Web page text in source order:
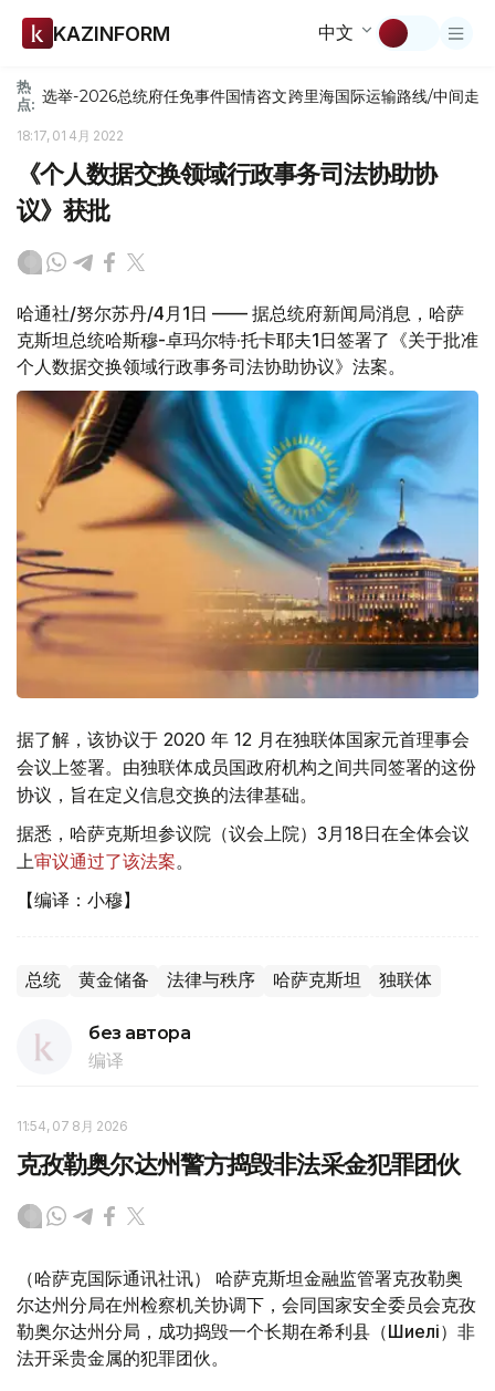
KAZINFORM 中文
热
点: 选举-2026总统府任免事件国情咨文跨里海国际运输路线/中间走廊
18:17, 01 4月 2022
《个人数据交换领域行政事务司法协助协
议》获批
哈通社/努尔苏丹/4月1日 —— 据总统府新闻局消息，哈萨
克斯坦总统哈斯穆-卓玛尔特·托卡耶夫1日签署了《关于批准
个人数据交换领域行政事务司法协助协议》法案。
据了解，该协议于 2020 年 12 月在独联体国家元首理事会
会议上签署。由独联体成员国政府机构之间共同签署的这份
协议，旨在定义信息交换的法律基础。
据悉，哈萨克斯坦参议院（议会上院）3月18日在全体会议
上审议通过了该法案。
【编译：小穆】
总统 黄金储备 法律与秩序 哈萨克斯坦 独联体
без автора
编译
11:54, 07 8月 2026
克孜勒奥尔达州警方捣毁非法采金犯罪团伙
（哈萨克国际通讯社讯） 哈萨克斯坦金融监管署克孜勒奥
尔达州分局在州检察机关协调下，会同国家安全委员会克孜
勒奥尔达州分局，成功捣毁一个长期在希利县（Шиелі）非
法开采贵金属的犯罪团伙。